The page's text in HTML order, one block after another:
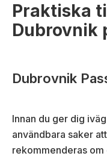
Praktiska
Dubrovnik
Dubrovnik
Innan du ger dig
användbara saker
rekommenderas